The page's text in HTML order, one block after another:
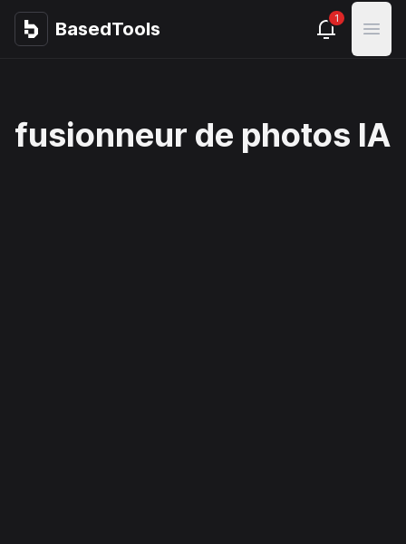
BasedTools
BasedTools 1
Open
fusionneur de photos IA